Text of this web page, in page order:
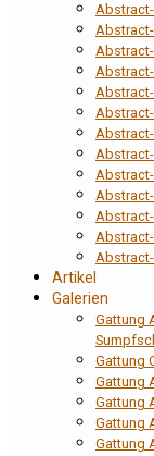
Abstract-
Artikel
Galerien
Gattung
Gattung
Gattung
Gattung
Gattung
Gattung